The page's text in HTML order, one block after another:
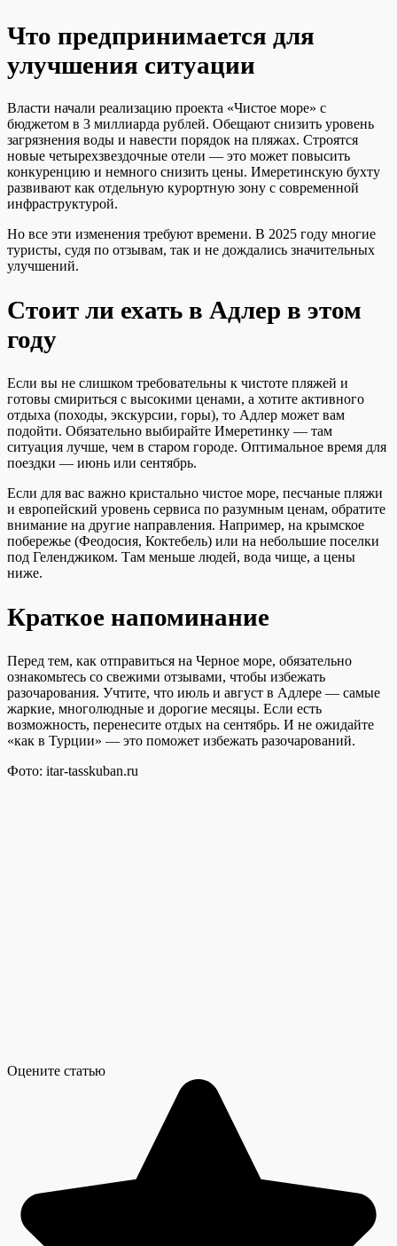
Что предпринимается для
улучшения ситуации
Власти начали реализацию проекта «Чистое море» с
бюджетом в 3 миллиарда рублей. Обещают снизить уровень
загрязнения воды и навести порядок на пляжах. Строятся
новые четырехзвездочные отели — это может повысить
конкуренцию и немного снизить цены. Имеретинскую бухту
развивают как отдельную курортную зону с современной
инфраструктурой.
Но все эти изменения требуют времени. В 2025 году многие
туристы, судя по отзывам, так и не дождались значительных
улучшений.
Стоит ли ехать в Адлер в этом
году
Если вы не слишком требовательны к чистоте пляжей и
готовы смириться с высокими ценами, а хотите активного
отдыха (походы, экскурсии, горы), то Адлер может вам
подойти. Обязательно выбирайте Имеретинку — там
ситуация лучше, чем в старом городе. Оптимальное время для
поездки — июнь или сентябрь.
Если для вас важно кристально чистое море, песчаные пляжи
и европейский уровень сервиса по разумным ценам, обратите
внимание на другие направления. Например, на крымское
побережье (Феодосия, Коктебель) или на небольшие поселки
под Геленджиком. Там меньше людей, вода чище, а цены
ниже.
Краткое напоминание
Перед тем, как отправиться на Черное море, обязательно
ознакомьтесь со свежими отзывами, чтобы избежать
разочарования. Учтите, что июль и август в Адлере — самые
жаркие, многолюдные и дорогие месяцы. Если есть
возможность, перенесите отдых на сентябрь. И не ожидайте
«как в Турции» — это поможет избежать разочарований.
Фото: itar-tasskuban.ru
Оцените статью